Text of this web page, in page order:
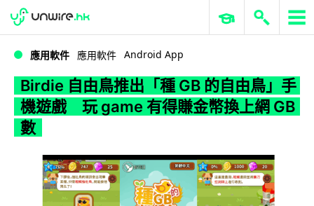
WWDC 2026 ERP 與商業 AI
應用軟件 應用軟件 Android App
Birdie 自由鳥推出「種 GB 的自由鳥」手
機遊戲 玩 game 有得賺金幣換上網 GB
數